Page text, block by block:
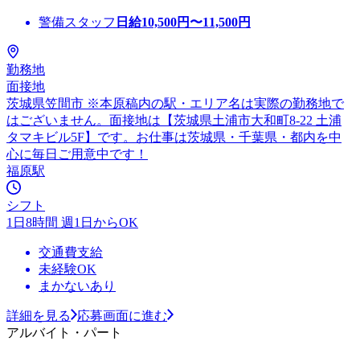
警備スタッフ 日給10,500円〜11,500円
勤務地
面接地
茨城県笠間市 ※本原稿内の駅・エリア名は実際の勤務地で
はございません。面接地は【茨城県土浦市大和町8-22 土浦
タマキビル5F】です。お仕事は茨城県・千葉県・都内を中
心に毎日ご用意中です！
福原駅
シフト
1日8時間 週1日からOK
交通費支給
未経験OK
まかないあり
詳細を見る
応募画面に進む
アルバイト・パート